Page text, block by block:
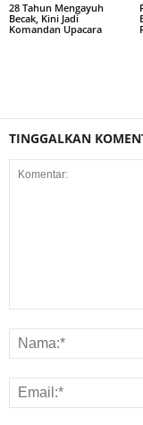
28 Tahun Mengayuh
Becak, Kini Jadi
Komandan Upacara
TINGGALKAN